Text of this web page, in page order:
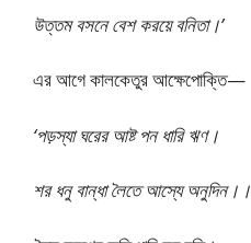
উত্তম বসনে বেশ করয়ে বনিতা।’
এর আগে কালকেতুর আক্ষেপোক্তি—
‘পড়স্যা ঘরের আষ্ট পন ধারি ঋণ।
শর ধনু বান্ধা লৈতে আস্যে অনুদিন।।